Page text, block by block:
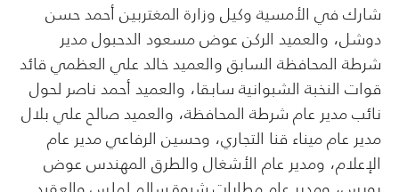
شارك في الأمسية وكيل وزارة المغتربين أحمد حسن
دوشل، والعميد الركن عوض مسعود الدحبول مدير
شرطة المحافظة السابق والعميد خالد علي العظمي قائد
قوات النخبة الشبوانية سابقا، والعميد أحمد ناصر لحول
نائب مدير عام شرطة المحافظة، والعميد صالح علي بلال
مدير عام ميناء قنا التجاري، وحسين الرفاعي مدير عام
الإعلام، ومدير عام الأشغال والطرق المهندس عوض